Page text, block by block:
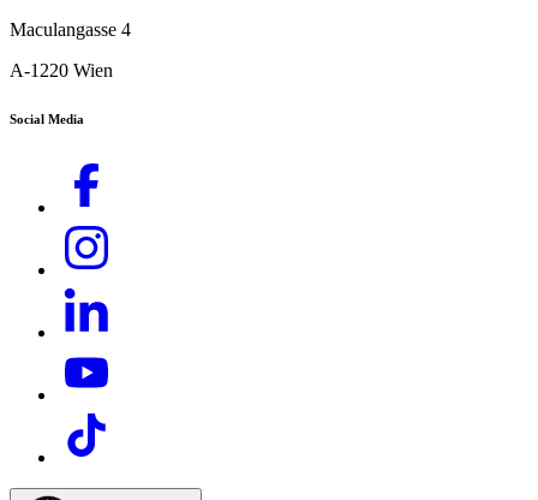
Maculangasse 4
A-1220 Wien
Social Media